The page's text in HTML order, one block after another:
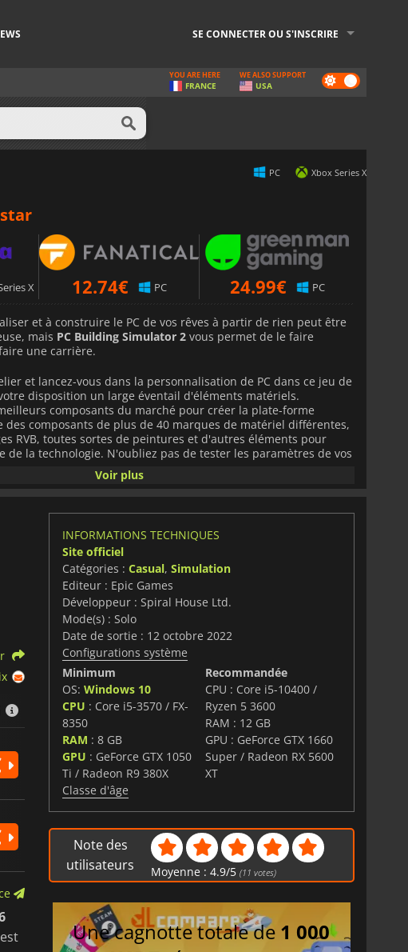
SE CONNECTER OU S'INSCRIRE
Dark
mode
YOU ARE HERE
FRANCE
WE ALSO SUPPORT
USA
PC Xbox Series X
X 12.74€ PC 24.99€ PC
et à construire le PC de vos rêves à partir de rien peut être
mais PC Building Simulator 2 vous permet de le faire
une carrière.
et lancez-vous dans la personnalisation de PC dans ce jeu de
disposition un large éventail d'éléments matériels.
composants du marché pour créer la plate-forme
des composants de plus de 40 marques de matériel différentes,
RVB, toutes sortes de peintures et d'autres éléments pour
de la technologie. N'oubliez pas de tester les paramètres de vos
que tout fonctionne correctement grâce aux outils de
avant de les remettre à chaque client. Si vous parvenez
bientôt un flux régulier de liquidités arriver dans votre
grimper en flèche. Si vous ne parvenez pas à répondre à
plonger dans le monde de la personnalisation de PC en toute
propose également un mode Construction libre avec
que vous pouvez utiliser à votre guise.
Voir plus
INFORMATIONS TECHNIQUES
Site officiel
Catégories : Casual, Simulation
Editeur : Epic Games
Développeur : Spiral House Ltd.
Mode(s) : Solo
Date de sortie : 12 octobre 2022
Configurations système
Minimum
OS: Windows 10
CPU : Core i5-3570 / FX-
8350
RAM : 8 GB
GPU : GeForce GTX 1050
Ti / Radeon R9 380X
Recommandée
CPU : Core i5-10400 /
Ryzen 5 3600
RAM : 12 GB
GPU : GeForce GTX 1660
Super / Radeon RX 5600
XT
Classe d'âge
Note des
utilisateurs
Moyenne :4.9/5 (11 votes)
Une cagnotte totale de 1 000